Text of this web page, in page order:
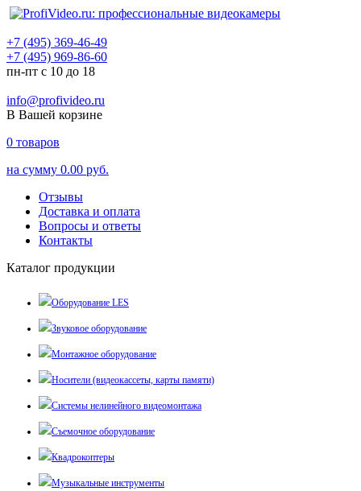
+7 (495) 369-46-49
+7 (495) 969-86-60
пн-пт с 10 до 18
info@profivideo.ru
В Вашей корзине
0 товаров
на сумму 0.00 руб.
Отзывы
Доставка и оплата
Вопросы и ответы
Контакты
Каталог продукции
Оборудование LES
Звуковое оборудование
Монтажное оборудование
Носители (видеокассеты, карты памяти)
Системы нелинейного видеомонтажа
Съемочное оборудование
Квадрокоптеры
Музыкальные инструменты